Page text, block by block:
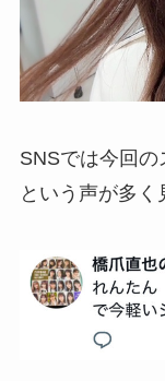
SNSでは今回の
という声が多く